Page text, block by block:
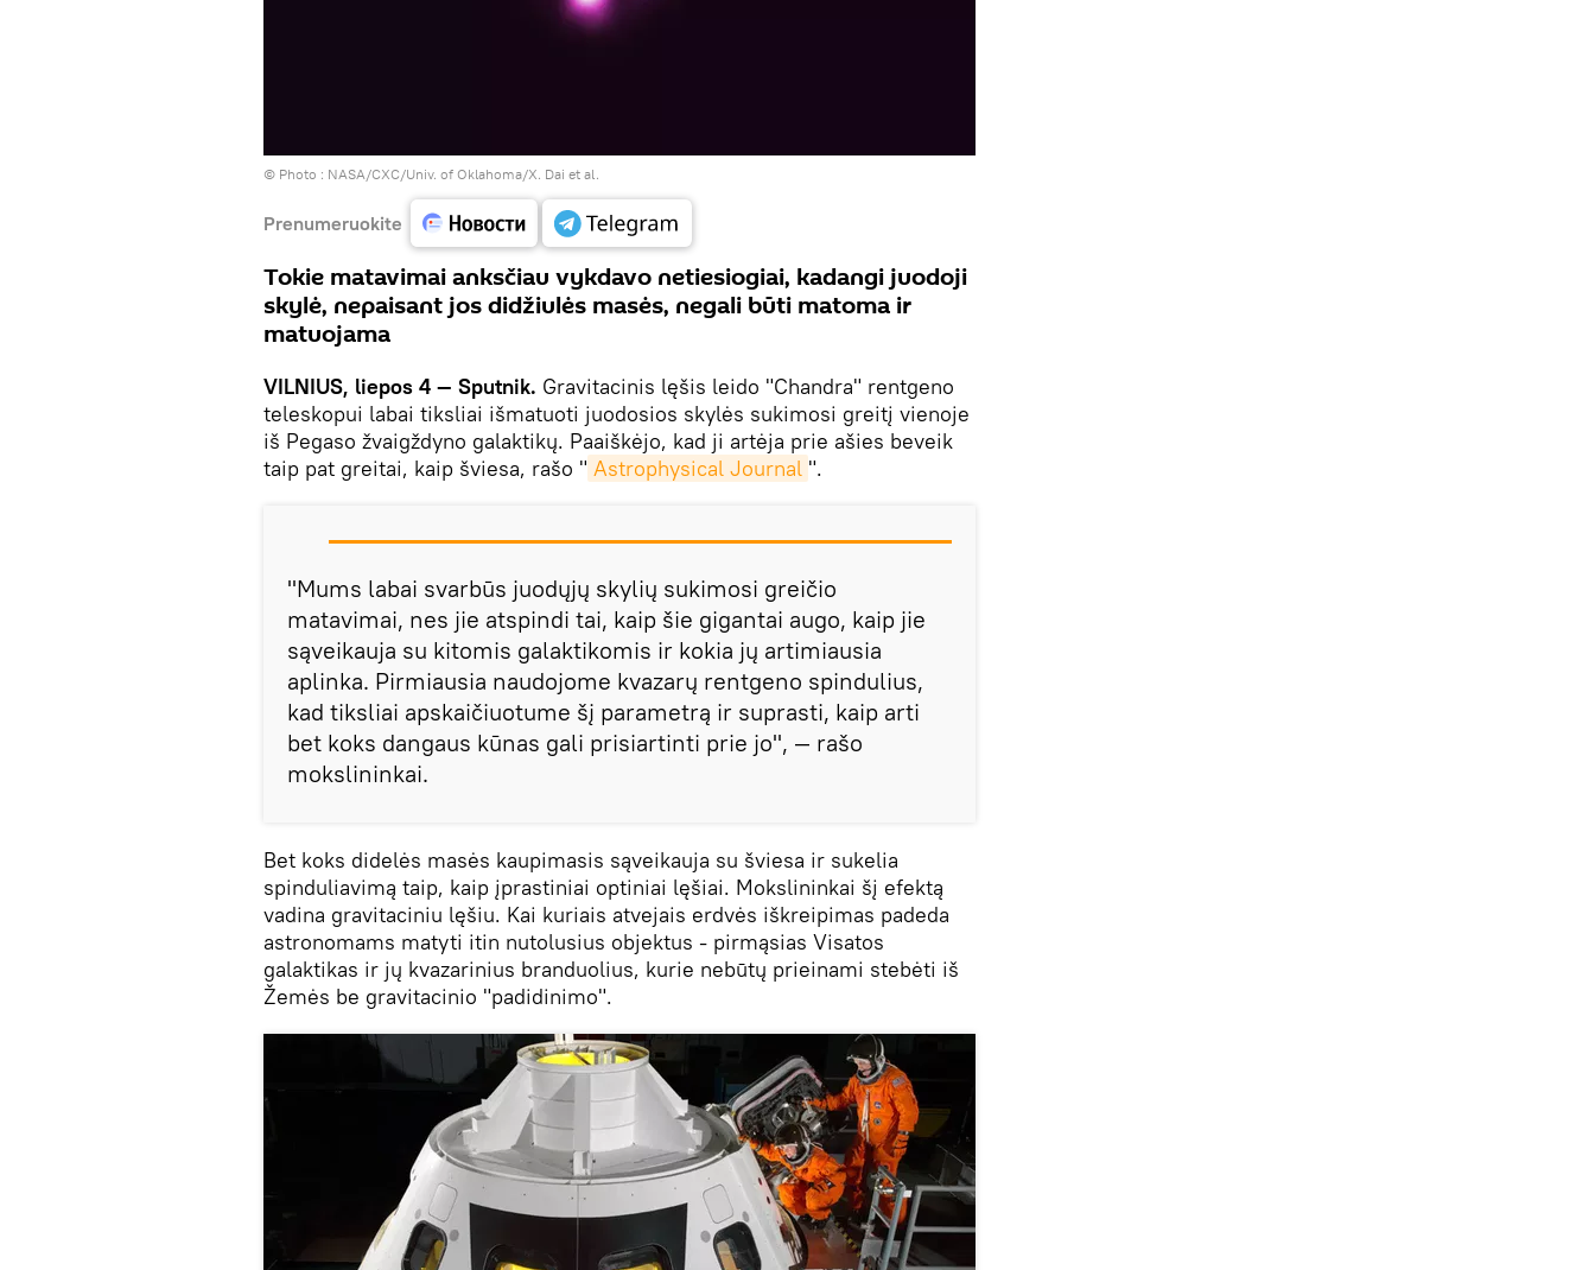
© Photo : NASA/CXC/Univ. of Oklahoma/X. Dai et al.
Prenumeruokite
Tokie matavimai anksčiau vykdavo netiesiogiai, kadangi juodoji
skylė, nepaisant jos didžiulės masės, negali būti matoma ir
matuojama
VILNIUS, liepos 4 — Sputnik. Gravitacinis lęšis leido "Chandra" rentgeno
teleskopui labai tiksliai išmatuoti juodosios skylės sukimosi greitį vienoje
iš Pegaso žvaigždyno galaktikų. Paaiškėjo, kad ji artėja prie ašies beveik
taip pat greitai, kaip šviesa, rašo " Astrophysical Journal ".
"Mums labai svarbūs juodųjų skylių sukimosi greičio
matavimai, nes jie atspindi tai, kaip šie gigantai augo, kaip jie
sąveikauja su kitomis galaktikomis ir kokia jų artimiausia
aplinka. Pirmiausia naudojome kvazarų rentgeno spindulius,
kad tiksliai apskaičiuotume šį parametrą ir suprasti, kaip arti
bet koks dangaus kūnas gali prisiartinti prie jo", — rašo
mokslininkai.
Bet koks didelės masės kaupimasis sąveikauja su šviesa ir sukelia
spinduliavimą taip, kaip įprastiniai optiniai lęšiai. Mokslininkai šį efektą
vadina gravitaciniu lęšiu. Kai kuriais atvejais erdvės iškreipimas padeda
astronomams matyti itin nutolusius objektus - pirmąsias Visatos
galaktikas ir jų kvazarinius branduolius, kurie nebūtų prieinami stebėti iš
Žemės be gravitacinio "padidinimo".